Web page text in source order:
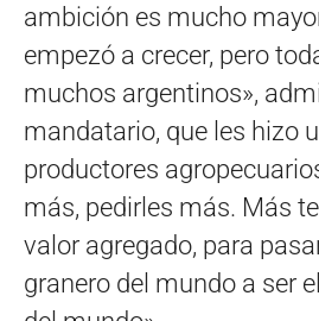
ambición es mucho
empezó a crecer, pero
muchos argentinos»,
mandatario, que les hizo
productores
más, pedirles más. Más
valor agregado, para
granero del mundo a ser